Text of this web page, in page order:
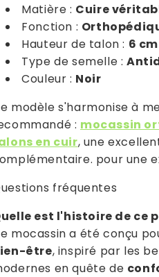
Matière : Cuire
Fonction :
Hauteur de talon : 6 cm
Type de semelle :
Couleur : Noir
modèle s'harmonise à
: mocassin
en cuir, une
pour une
fréquentes
est l'histoire de ce
mocassin a été conçu
être, inspiré par les
en quête de